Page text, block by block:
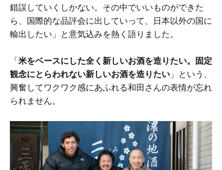
錯誤していくしかない。その中でいいものができた
ら、国際的な品評会に出していって、日本以外の国に
輸出したい」と意気込みを熱く語りました。
「米をベースにした全く新しいお酒を造りたい。固定
観念にとらわれない新しいお酒を造りたい 」という、
興奮してワクワク感にあふれる和田さんの表情が忘れ
られません。